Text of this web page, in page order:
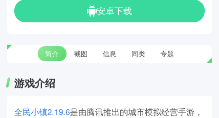
安卓下载
简介 截图 信息 同类 专题
游戏介绍
全民小镇2.19.6是由腾讯推出的城市模拟经营手游，